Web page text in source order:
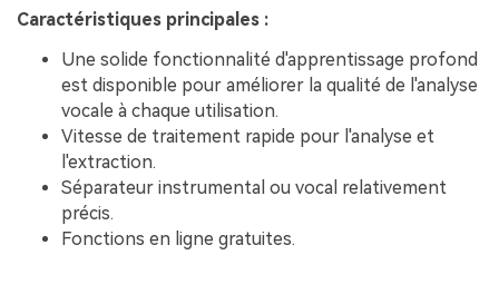
Caractéristiques principales :
Une solide fonctionnalité d'apprentissage profond
est disponible pour améliorer la qualité de l'analyse
vocale à chaque utilisation.
Vitesse de traitement rapide pour l'analyse et
l'extraction.
Séparateur instrumental ou vocal relativement
précis.
Fonctions en ligne gratuites.